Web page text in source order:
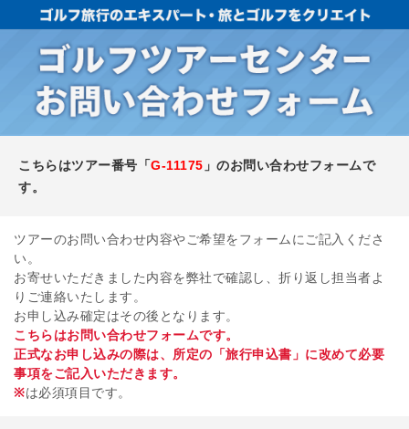
こちらはツアー番号「G-11175 」のお問い合わせフォームで
す。
ツアーのお問い合わせ内容やご希望をフォームにご記入くださ
い。
お寄せいただきました内容を弊社で確認し、折り返し担当者よ
りご連絡いたします。
お申し込み確定はその後となります。
こちらはお問い合わせフォームです。
正式なお申し込みの際は、所定の「旅行申込書」に改めて必要
事項をご記入いただきます。
※は必須項目です。